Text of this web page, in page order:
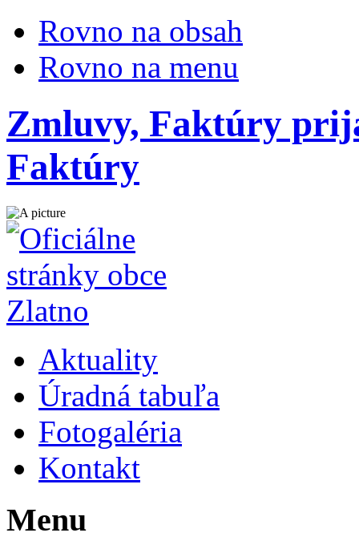
Rovno na obsah
Rovno na menu
Zmluvy, Faktúry
Faktúry
Aktuality
Úradná tabuľa
Fotogaléria
Kontakt
Menu